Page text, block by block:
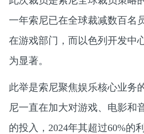
一年索尼已在全球裁减数百名
在游戏部门，而以色列开发中
为显著。
此举是索尼聚焦娱乐核心业务
尼一直在加大对游戏、电影和
的投入，2024年其超过60%的